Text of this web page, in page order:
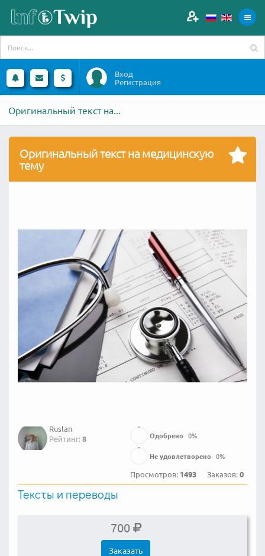
Вход
Регистрация
Оригинальный текст на...
Оригинальный текст на медицинскую
тему
Ruslan
Рейтинг:8 Одобрено 0%
Не удовлетворено 0%
Просмотров: 1493 Заказов:0
Тексты и переводы
700
Заказать